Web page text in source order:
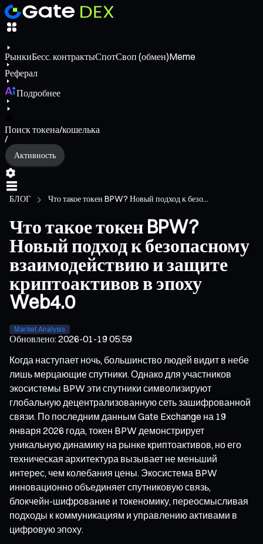
РынкиБесс. контрактыСпотСвоп (обмен)Meme
Реферал
Подробнее
Поиск токена/кошелька
/
Активность
БЛОГ Что такое токен BPW? Новый подход к безо...
Что такое токен BPW?
Новый подход к безопасному
взаимодействию и защите
криптоактивов в эпоху
Web4.0
Market Analysis
Обновлено:2026-01-19 05:59
Когда наступает ночь, большинство людей видит в небе
лишь мерцающие спутники. Однако для участников
экосистемы BPW эти спутники символизируют
глобальную децентрализованную сеть зашифрованной
связи. По последним данным Gate Exchange на 19
января 2026 года, токен BPW демонстрирует
уникальную динамику на рынке криптоактивов, но его
техническая архитектура вызывает не меньший
интерес, чем колебания цены. Экосистема BPW
инновационно объединяет спутниковую связь,
блокчейн-шифрование и токеномику, переосмысливая
подходы к коммуникациям и управлению активами в
цифровую эпоху.